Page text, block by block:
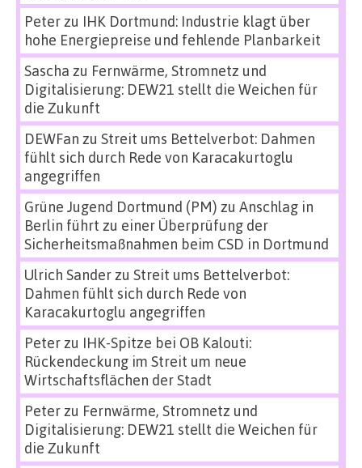
Peterzu IHK Dortmund: Industrie klagt über
hohe Energiepreise und fehlende Planbarkeit
Sascha zu Fernwärme, Stromnetz und
Digitalisierung: DEW21 stellt die Weichen für
die Zukunft
DEWFan zu Streit ums Bettelverbot: Dahmen
fühlt sich durch Rede von Karacakurtoglu
angegriffen
Grüne Jugend Dortmund (PM) zu Anschlag in
Berlin führt zu einer Überprüfung der
Sicherheitsmaßnahmen beim CSD in Dortmund
Ulrich Sanderzu Streit ums Bettelverbot:
Dahmen fühlt sich durch Rede von
Karacakurtoglu angegriffen
Peterzu IHK-Spitze bei OB Kalouti:
Rückendeckung im Streit um neue
Wirtschaftsflächen der Stadt
Peterzu Fernwärme, Stromnetz und
Digitalisierung: DEW21 stellt die Weichen für
die Zukunft